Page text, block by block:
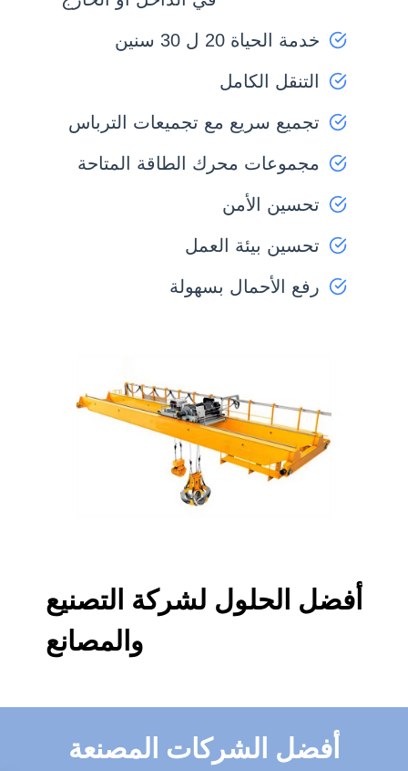
خدمة الحياة 20 ل 30 سنين
التنقل الكامل
تجميع سريع مع تجميعات الترباس
مجموعات محرك الطاقة المتاحة
تحسين الأمن
تحسين بيئة العمل
رفع الأحمال بسهولة
أفضل الحلول لشركة التصنيع
والمصانع
أفضل الشركات المصنعة